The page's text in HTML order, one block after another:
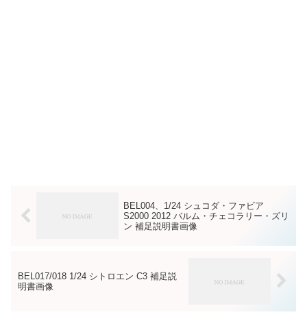
BEL004、1/24 シュコダ・ファビア
S2000 2012 バルム・チェコラリー・ズリ
ン 補足説明書画像
BEL017/018 1/24 シトロエン C3 補足説
明書画像